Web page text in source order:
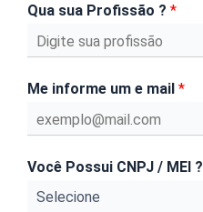
Qua sua Profissão ? *
Me informe um e mail *
Você Possui CNPJ / MEI ?